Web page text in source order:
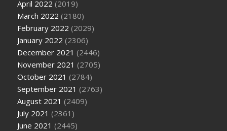
April 2022 (2019)
March 2022 (2180)
February 2022 (2029)
January 2022 (2306)
December 2021 (2446)
November 2021 (2705)
October 2021 (2784)
September 2021 (2763)
August 2021 (2409)
July 2021 (2361)
June 2021 (2445)